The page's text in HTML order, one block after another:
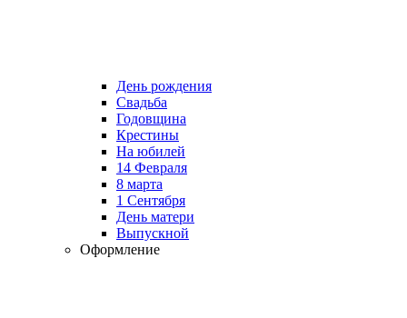
День рождения
Свадьба
Годовщина
Крестины
На юбилей
14 Февраля
8 марта
1 Сентября
День матери
Выпускной
Оформление